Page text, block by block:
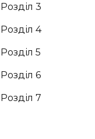
Розділ 3
Розділ 4
Розділ 5
Розділ 6
Розділ 7